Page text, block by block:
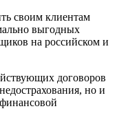
своим клиентам
выгодных
на российском и
договоров
но и